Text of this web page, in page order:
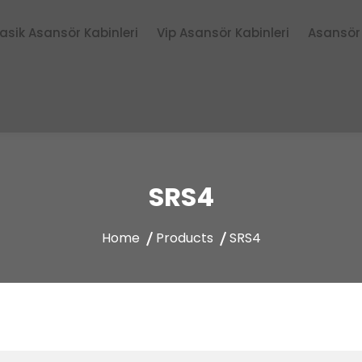
Asansör Kabinleri Vip Asansör Kabinleri
SRS4
Home Products SRS4